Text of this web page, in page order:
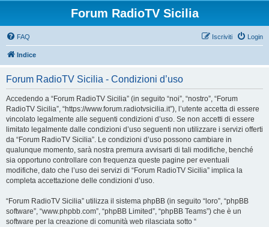
Forum RadioTV Sicilia
FAQ Login
Iscriviti
Indice
Forum RadioTV Sicilia - Condizioni d’uso
Accedendo a “Forum RadioTV Sicilia” (in seguito “noi”, “nostro”, “Forum
RadioTV Sicilia”, “https://www.forum.radiotvsicilia.it”), l’utente accetta di essere
vincolato legalmente alle seguenti condizioni d’uso. Se non accetti di essere
limitato legalmente dalle condizioni d’uso seguenti non utilizzare i servizi offerti
da “Forum RadioTV Sicilia”. Le condizioni d’uso possono cambiare in
qualunque momento, sarà nostra premura avvisarti di tali modifiche, benché
sia opportuno controllare con frequenza queste pagine per eventuali
modifiche, dato che l’uso dei servizi di “Forum RadioTV Sicilia” implica la
completa accettazione delle condizioni d’uso.
“Forum RadioTV Sicilia” utilizza il sistema phpBB (in seguito “loro”, “phpBB
software”, “www.phpbb.com”, “phpBB Limited”, “phpBB Teams”) che è un
software per la creazione di comunità web rilasciata sotto “